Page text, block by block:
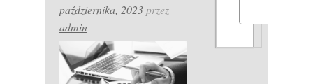
października, 2023przez
admin